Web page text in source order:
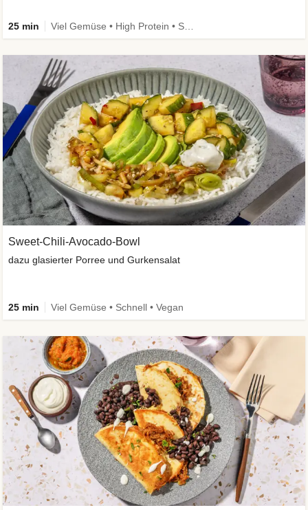
25 min
Sweet-Chili-Avocado-Bowl
dazu glasierter Porree und Gurkensalat
25 min Viel Gemüse • Schnell • Vegan